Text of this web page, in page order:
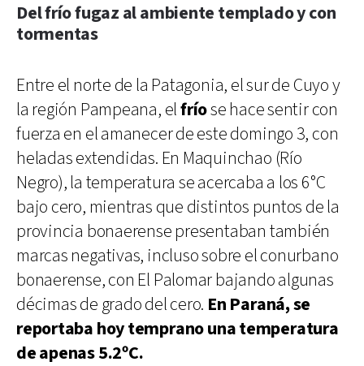
Del frío fugaz al ambiente templado y con
tormentas
Entre el norte de la Patagonia, el sur de Cuyo y
la región Pampeana, elfríose hace sentir con
fuerza en el amanecer de este domingo 3, con
heladas extendidas. En Maquinchao (Río
Negro), la temperatura se acercaba a los 6°C
bajo cero, mientras que distintos puntos de la
provincia bonaerense presentaban también
marcas negativas, incluso sobre el conurbano
bonaerense, con El Palomar bajando algunas
décimas de grado del cero. En Paraná, se
reportaba hoy temprano una temperatura
de apenas 5.2ºC.